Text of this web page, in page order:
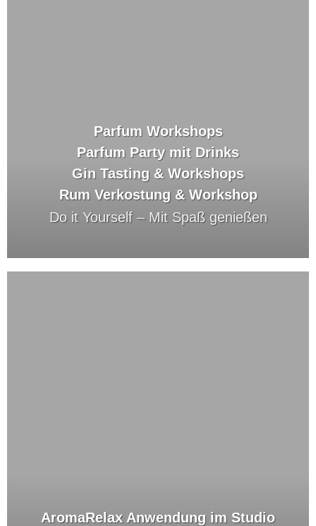
Parfum Workshops
Parfum Party mit Drinks
Gin Tasting & Workshops
Rum Verkostung & Workshop
Do it Yourself –Mit Spaß genießen
AromaRelax Anwendung im Studio